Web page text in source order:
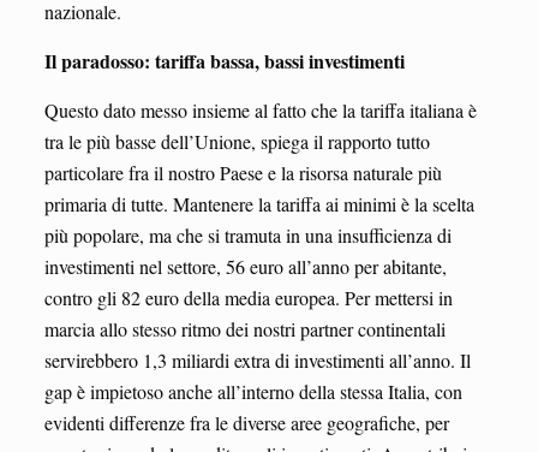
nazionale.
Il paradosso: tariffa bassa, bassi investimenti
Questo dato messo insieme al fatto che la tariffa italiana è
tra le più basse dell’Unione, spiega il rapporto tutto
particolare fra il nostro Paese e la risorsa naturale più
primaria di tutte. Mantenere la tariffa ai minimi è la scelta
più popolare, ma che si tramuta in una insufficienza di
investimenti nel settore, 56 euro all’anno per abitante,
contro gli 82 euro della media europea. Per mettersi in
marcia allo stesso ritmo dei nostri partner continentali
servirebbero 1,3 miliardi extra di investimenti all’anno. Il
gap è impietoso anche all’interno della stessa Italia, con
evidenti differenze fra le diverse aree geografiche, per